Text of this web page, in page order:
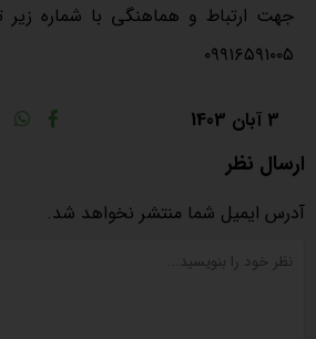
جهت ارتباط و هماهنگی با شماره
۰۹۹۱۶۵۹۱۰۰۵
3 آبان 1403
ارسال نظر
آدرس ایمیل شما منتشر نخواهد شد.